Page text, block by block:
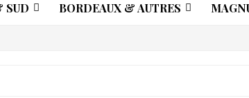
SUD BORDEAUX & AUTRES